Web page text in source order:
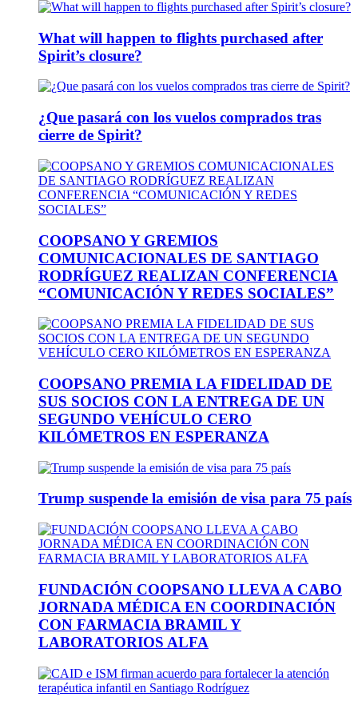
What will happen to flights purchased after
Spirit’s closure?
¿Que pasará con los vuelos comprados tras
cierre de Spirit?
COOPSANO Y GREMIOS
COMUNICACIONALES DE SANTIAGO
RODRÍGUEZ REALIZAN CONFERENCIA
“COMUNICACIÓN Y REDES SOCIALES”
COOPSANO PREMIA LA FIDELIDAD DE
SUS SOCIOS CON LA ENTREGA DE UN
SEGUNDO VEHÍCULO CERO
KILÓMETROS EN ESPERANZA
Trump suspende la emisión de visa para 75 país
FUNDACIÓN COOPSANO LLEVA A CABO
JORNADA MÉDICA EN COORDINACIÓN
CON FARMACIA BRAMIL Y
LABORATORIOS ALFA